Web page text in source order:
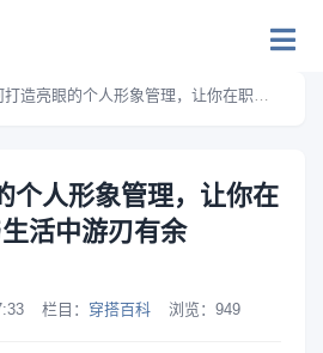
造亮眼的个人形象管理，让你在职场与生活中游刃有余
个人形象管理，让你在
活中游刃有余
栏目： 穿搭百科 浏览： 949